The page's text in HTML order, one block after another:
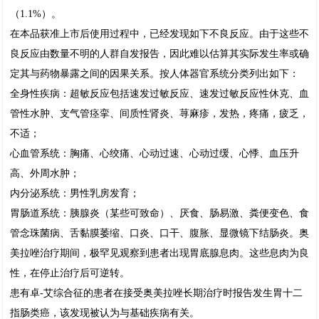
（1.1%）。
在本品获准上市后使用过程中，已经发现如下不良反应。由于这些不
良反应由数量不明的人群自发报告，因此难以估算其实际发生率或确
定其与药物暴露之间的因果关系。按人体器官系统分类列出如下：
全身性疾病：超敏反应包括速发过敏反应、速发过敏反应性休克、血
管性水肿、支气管痉挛、间质性肾炎、荨麻疹，发热，疼痛，疲乏，
不适；
心血管系统：胸痛、心绞痛、心动过速、心动过缓、心悸、血压升
高、外周水肿；
内分泌系统：男性乳房发育；
胃肠道系统：胰腺炎（某些可致命）、厌食、肠易激、粪便变色、食
管念珠菌病、舌黏膜萎缩、口炎、口干、腹胀、显微镜下结肠炎。奥
美拉唑治疗期间，极罕见观察到患者出现胃底腺息肉。这些息肉为良
性，在停止治疗后可逆转。
患有卓-艾综合征的患者在接受奥美拉唑长期治疗时报告发生胃十二
指肠类癌，该发现被认为与基础疾病有关。